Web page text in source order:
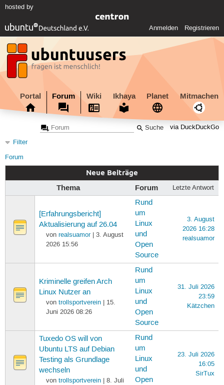
hosted by
Anmelden Registrieren
Portal Forum Wiki Ikhaya Planet Mitmachen
via DuckDuckGo
Filter
Forum
Neue Beiträge
Thema Forum Letzte Antwort
[Erfahrungsbericht]
Aktualisierung auf 26.04
von realsuamor| 3. August
2026 15:56
Rund
um
Linux
und
Open
Source
3. August
2026 16:28
realsuamor
Kriminelle greifen Arch
Linux Nutzer an
von trollsportverein| 15.
Juni 2026 08:26
Rund
um
Linux
und
Open
Source
31. Juli 2026
23:59
Kätzchen
Tuxedo OS will von
Ubuntu LTS auf Debian
Testing als Grundlage
wechseln
von trollsportverein| 8. Juli
Rund
um
Linux
und
Open
23. Juli 2026
16:05
SirTux